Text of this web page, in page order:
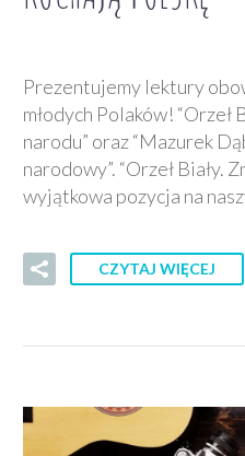
Prezentujemy lektury
młodych Polaków! “Orzeł
narodu” oraz “Mazurek
narodowy”. “Orzeł Biały.
wyjątkowa pozycja na
CZYTAJ WIĘCEJ